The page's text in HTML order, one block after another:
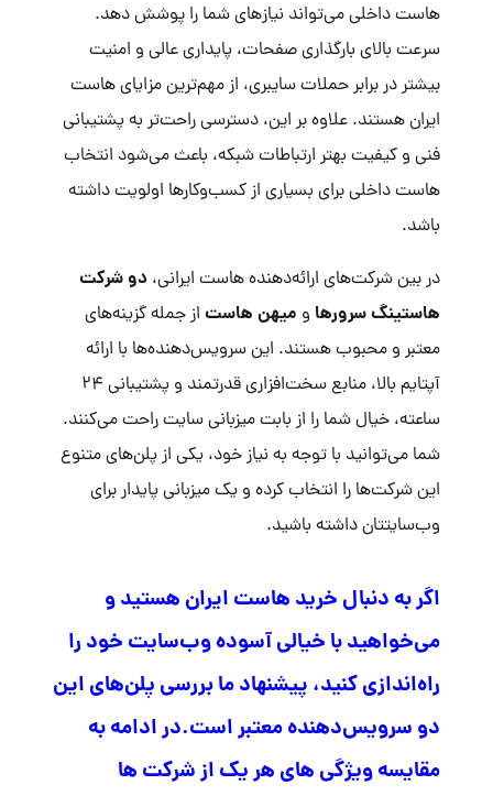
هاست داخلی می‌تواند نیازهای شما را پوشش دهد.
سرعت بالای بارگذاری صفحات، پایداری عالی و امنیت
بیشتر در برابر حملات سایبری، از مهم‌ترین مزایای هاست
ایران هستند. علاوه بر این، دسترسی راحت‌تر به پشتیبانی
فنی و کیفیت بهتر ارتباطات شبکه، باعث می‌شود انتخاب
هاست داخلی برای بسیاری از کسب‌وکارها اولویت داشته
باشد.
در بین شرکت‌های ارائه‌دهنده هاست ایرانی، دو شرکت
هاستینگسرورها و میهن هاست از جمله گزینه‌های
معتبر و محبوب هستند. این سرویس‌دهنده‌ها با ارائه
آپتایم بالا، منابع سخت‌افزاری قدرتمند و پشتیبانی ۲۴
ساعته، خیال شما را از بابت میزبانی سایت راحت می‌کنند.
شما می‌توانید با توجه به نیاز خود، یکی از پلن‌های متنوع
این شرکت‌ها را انتخاب کرده و یک میزبانی پایدار برای
وب‌سایتتان داشته باشید.
اگر به دنبال خرید هاست ایران هستید و
می‌خواهید با خیالی آسوده وب‌سایت خود را
راه‌اندازی کنید، پیشنهاد ما بررسی پلن‌های این
دو سرویس‌دهنده معتبر است.در ادامه به
مقایسه ویژگی های هر یک از شرکت ها